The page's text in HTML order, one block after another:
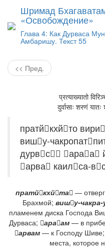
Шримад
«Освобождение»
Глава 4: Как Дурваса
Амбаришу. Текст 55
<< Пред.
प्रत्याख्यातो
दुर्वासाः शरणं
пратйкхйто
вишу-
дурвс араа
арва каилса-
пратйкхйта —
Брахмой; вишу-
пламенем диска Господа
Дурваса; араам — в
арвам— к Господу Шиве;
места, которое